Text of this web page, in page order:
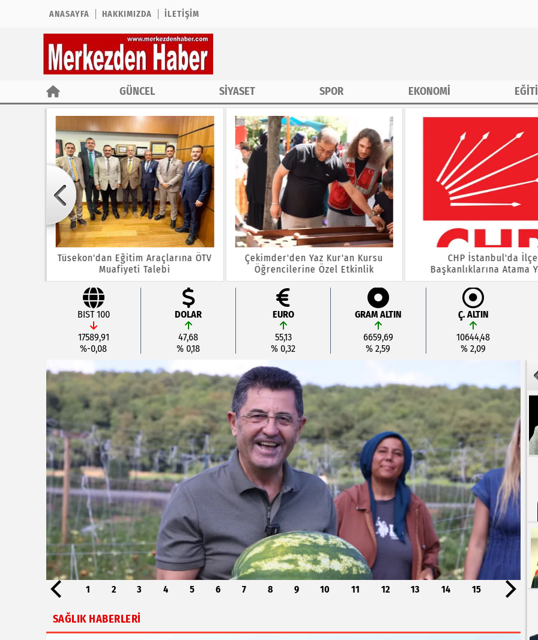
ANASAYFA HAKKIMIZDA İLETIŞIM
GÜNCEL SİYASET SPOR EKONOMİ
MERKEZDEN
HABER
Tüsekon'dan Eğitim Araçlarına ÖTV
Muafiyeti Talebi
Çekimder'den Yaz Kur'an Kursu
Öğrencilerine Özel Etkinlik
CHP İstanbul'da İlçe
Başkanlıklarına Atama
BIST 100
17589,91
%-0,08
DOLAR
47,68
% 0,18
EURO
55,13
% 0,32
GRAM ALTIN
6659,69
% 2,59
Ç. ALTIN
10644,48
% 2,09
Tüsekon'dan Eğitim Araçlarına ÖTV Muafiyeti Talebi
1 2 3 4 5 6 7 8 9 10 11 12 13 14 15
SAĞLIK HABERLERİ